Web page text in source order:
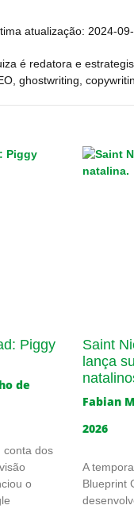
atualização: 2024-
é redatora e
ghostwriting,
Piggy
de
conta dos
o
Saint
lança
Fabian
2026
A
Blueprint